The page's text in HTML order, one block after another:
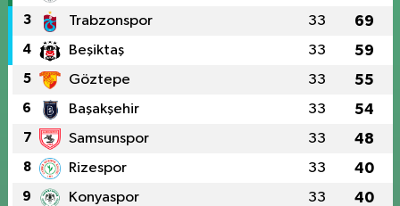
3 Trabzonspor 33 69
4 Beşiktaş 33 59
5 Göztepe 33 55
6 Başakşehir 33 54
7 Samsunspor 33 48
8 Rizespor 33 40
9 Konyaspor 33 40